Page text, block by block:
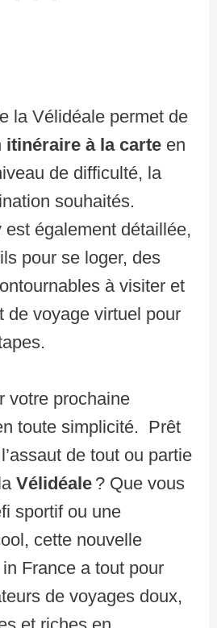
la Vélidéale permet de
itinéraire à la carte en
de difficulté, la
souhaités.
est également détaillée,
pour se loger, des
à visiter et
de voyage virtuel pour
votre prochaine
toute simplicité. Prêt
de tout ou partie
Vélidéale ? Que vous
sportif ou une
cette nouvelle
France a tout pour
de voyages doux,